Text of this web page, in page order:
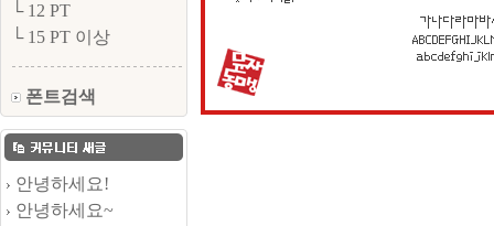
└ 12 PT
└ 15 PT 이상
폰트검색
안녕하세요!
안녕하세요~